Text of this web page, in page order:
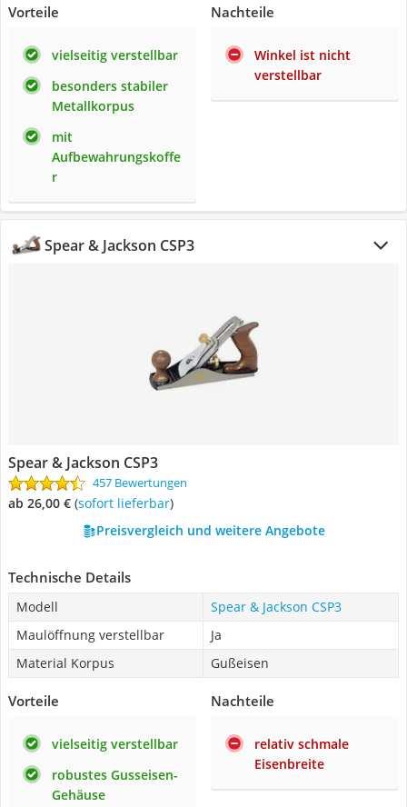
Vorteile
vielseitig verstellbar
besonders stabiler
Metallkorpus
mit
Aufbewahrungskoffe
r
Nachteile
Winkel ist nicht
verstellbar
Spear & Jackson CSP3
Spear & Jackson CSP3
457 Bewertungen
ab 26,00 € ( Sofort lieferbar)
Preisvergleich und weitere Angebote
Technische Details
Modell
Spear & Jackson CSP3
Maulöffnung verstellbar
Ja
Material Korpus
Gußeisen
Vorteile
vielseitig verstellbar
robustes Gusseisen-
Gehäuse
Nachteile
relativ schmale
Eisenbreite